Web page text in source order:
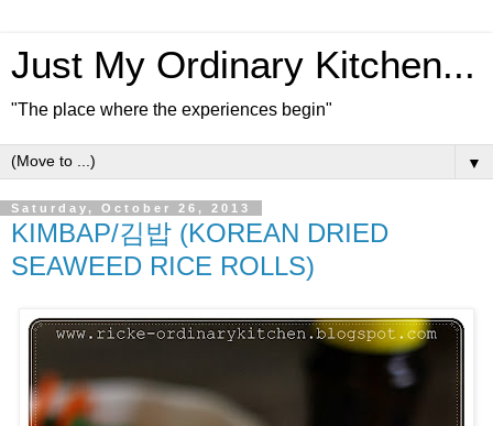
Just My Ordinary Kitchen...
"The place where the experiences begin"
▼
Saturday, October 26, 2013
KIMBAP/김밥 (KOREAN DRIED
SEAWEED RICE ROLLS)